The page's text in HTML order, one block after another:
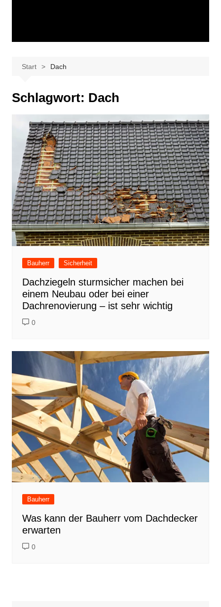
Start Dach
Schlagwort: Dach
Bauherr Sicherheit
Dachziegeln sturmsicher machen bei
einem Neubau oder bei einer
Dachrenovierung – ist sehr wichtig
0
Bauherr
Was kann der Bauherr vom Dachdecker
erwarten
0